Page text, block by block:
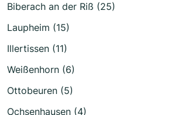
Biberach an der Riß (25)
Laupheim (15)
Illertissen (11)
Weißenhorn (6)
Ottobeuren (5)
Ochsenhausen (4)